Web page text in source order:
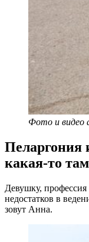
Фото и видео
Пеларгония
какая-то
Девушку, профессия
недостатков в
зовут Анна.